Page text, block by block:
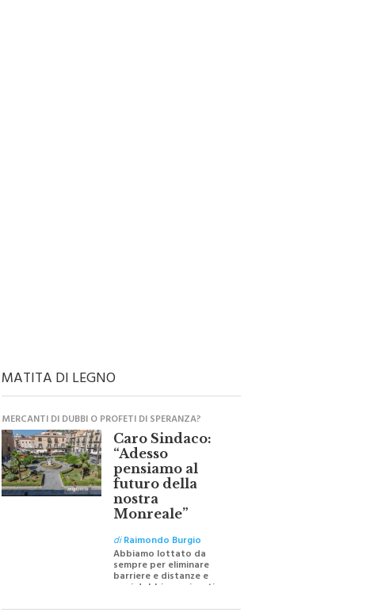
MATITA DI LEGNO
MERCANTI DI DUBBI O PROFETI DI SPERANZA?
Caro Sindaco:
“Adesso
pensiamo al
futuro della
nostra
Monreale”
diRaimondo Burgio
Abbiamo lottato da
sempre per eliminare
barriere e distanze e
oggi dobbiamo ripartire